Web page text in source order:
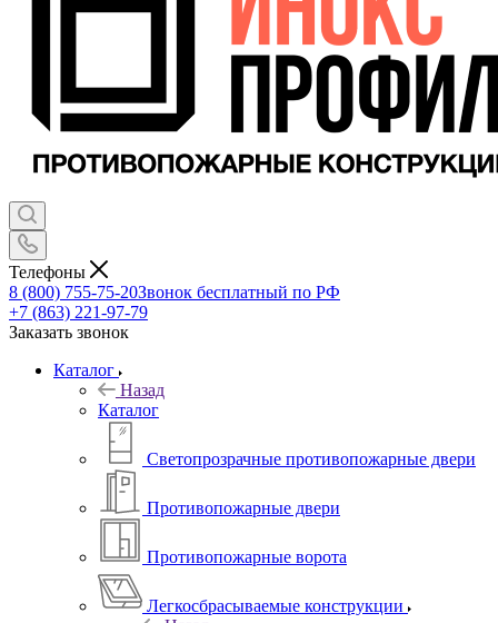
Телефоны
8 (800) 755-75-20Звонок бесплатный по РФ
+7 (863) 221-97-79
Заказать звонок
Каталог
Назад
Каталог
Светопрозрачные противопожарные двери
Противопожарные двери
Противопожарные ворота
Легкосбрасываемые конструкции